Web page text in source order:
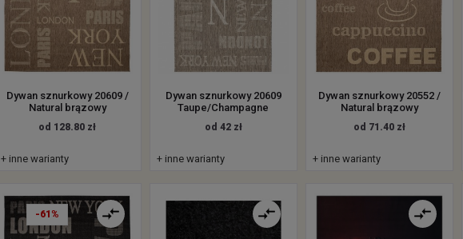
Dywan sznurkowy 20609 /
Natural brązowy
od 128.80 zł
+ inne warianty
Dywan sznurkowy 20609
Taupe/Champagne
od 42 zł
+ inne warianty
Dywan sznurkowy 20552 /
Natural brązowy
od 71.40 zł
+ inne warianty
-61%